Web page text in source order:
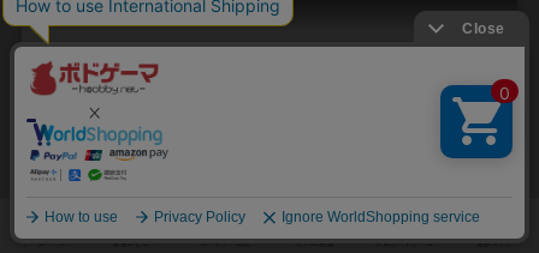
3件
40
興味あり
167
持ってる
再入荷までお待ち下さい